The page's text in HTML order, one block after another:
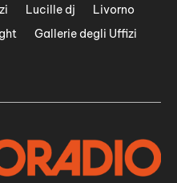
Lucille dj
Livorno
Gallerie degli Uffizi